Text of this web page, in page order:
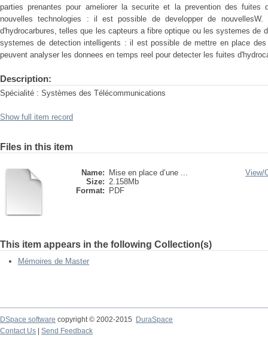
parties prenantes pour ameliorer la securite et la prevention des fuites
nouvelles technologies : il est possible de developper de
d'hydrocarbures, telles que les capteurs a fibre optique ou les systemes de
systemes de detection intelligents : il est possible de mettre en place
peuvent analyser les donnees en temps reel pour detecter les fuites
Description:
Spécialité : Systèmes des Télécommunications
Show full item record
Files in this item
Name:
Mise en place d’une ...
Size: 2.158Mb
Format:
PDF
View/
This item appears in the following Collection(s)
Mémoires de Master
DSpace software copyright © 2002-2015
DuraSpace
Contact Us
Send Feedback